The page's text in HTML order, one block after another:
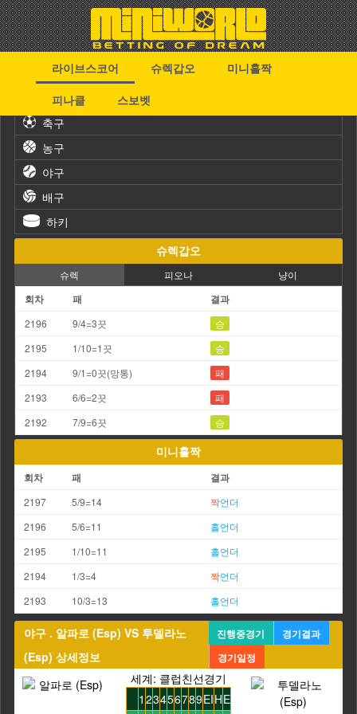
라이브스코어 슈렉갑오
미니홀짝
피나클
스보벳
축구
농구
야구
배구
하키
슈렉갑오
슈렉 피오나 냥이
회차 패 결과
2196 9/4=3끗
승
2195
1/10=1끗
승
2194
9/1=0끗(망통)
패
2193
6/6=2끗
패
2192
7/9=6끗 승
미니홀짝
회차 패 결과
2197 5/9=14 짝언더
2196
5/6=11 홀언더
2195
1/10=11 홀언더
2194
1/3=4 짝언더
2193
10/3=13 홀언더
야구 . 알파로 (Esp) VS 투델라노
(Esp) 상세정보
진행중경기
경기결과
경기일정
세계: 클럽친선경기
1 23456789EIHE